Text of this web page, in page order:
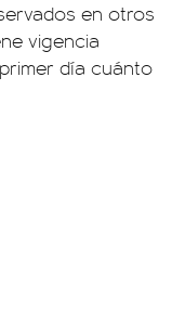
en otros
vigencia
día cuánto